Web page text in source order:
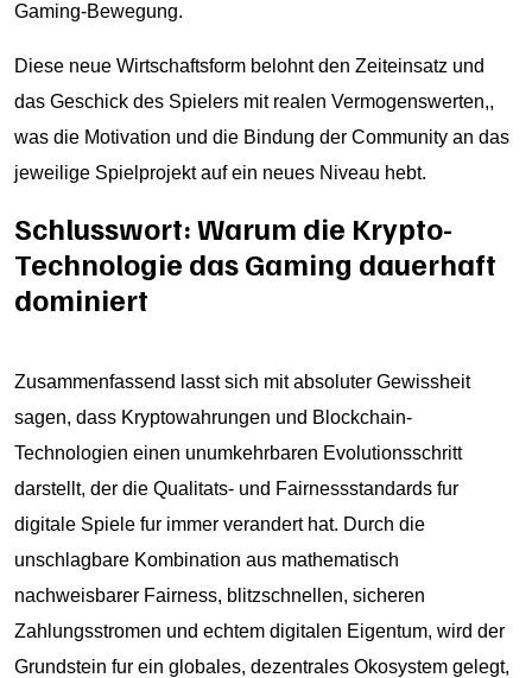
Gaming-Bewegung.
Diese neue Wirtschaftsform belohnt den Zeiteinsatz und
das Geschick des Spielers mit realen Vermogenswerten,,
was die Motivation und die Bindung der Community an das
jeweilige Spielprojekt auf ein neues Niveau hebt.
Schlusswort: Warum die Krypto-
Technologie das Gaming dauerhaft
dominiert
Zusammenfassend lasst sich mit absoluter Gewissheit
sagen, dass Kryptowahrungen und Blockchain-
Technologien einen unumkehrbaren Evolutionsschritt
darstellt, der die Qualitats- und Fairnessstandards fur
digitale Spiele fur immer verandert hat. Durch die
unschlagbare Kombination aus mathematisch
nachweisbarer Fairness, blitzschnellen, sicheren
Zahlungsstromen und echtem digitalen Eigentum, wird der
Grundstein fur ein globales, dezentrales Okosystem gelegt,